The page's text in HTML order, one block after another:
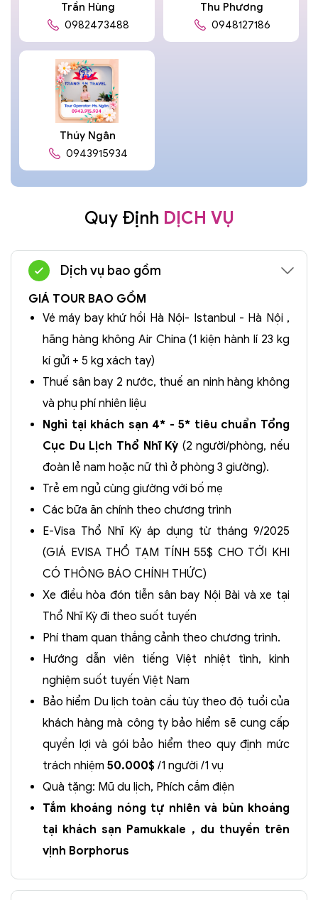
Trần Hùng
0982473488
Thu Phương
0948127186
Thúy Ngân
0943915934
Quy Định DỊCH VỤ
Dịch vụ bao gồm
GIÁ TOUR BAO GỒM
Vé máy bay khứ hồi Hà Nội- Istanbul - Hà Nội ,
hãng hàng không Air China (1 kiện hành lí 23 kg
kí gửi + 5 kg xách tay)
Thuế sân bay 2 nước, thuế an ninh hàng không
và phụ phí nhiên liệu
Nghỉ tại khách sạn 4* - 5* tiêu chuẩn Tổng
Cục Du Lịch Thổ Nhĩ Kỳ (2 người/phòng, nếu
đoàn lẻ nam hoặc nữ thì ở phòng 3 giường).
Trẻ em ngủ cùng giường với bố mẹ
Các bữa ăn chính theo chương trình
E-Visa Thổ Nhĩ Kỳ áp dụng từ tháng 9/2025
(GIÁ EVISA THỔ TẠM TÍNH 55$ CHO TỚI KHI
CÓ THÔNG BÁO CHÍNH THỨC)
Xe điều hòa đón tiễn sân bay Nội Bài và xe tại
Thổ Nhĩ Kỳ đi theo suốt tuyến
Phí tham quan thắng cảnh theo chương trình.
Hướng dẫn viên tiếng Việt nhiệt tình, kinh
nghiệm suốt tuyến Việt Nam
Bảo hiểm Du lịch toàn cầu tùy theo độ tuổi của
khách hàng mà công ty bảo hiểm sẽ cung cấp
quyền lợi và gói bảo hiểm theo quy định mức
trách nhiệm 50.000$ /1 người /1 vụ
Quà tặng: Mũ du lịch, Phích cắm điện
Tắm khoáng nóng tự nhiên và bùn khoáng
tại khách sạn Pamukkale , du thuyền trên
vịnh Borphorus